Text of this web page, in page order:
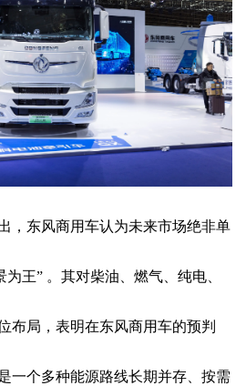
，东风商用车认为未来市场绝非单
王” 。其对柴油、燃气、纯电、
布局，表明在东风商用车的预判
一个多种能源路线长期并存、按需